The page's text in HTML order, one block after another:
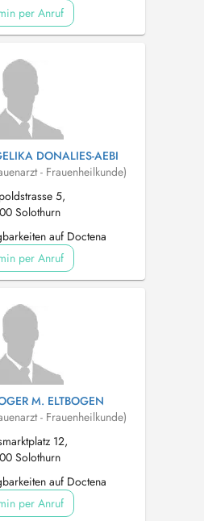
per Anruf
DONALIES-AEBI
- Frauenheilkunde)
5,
Solothurn
auf Doctena
per Anruf
M. ELTBOGEN
- Frauenheilkunde)
12,
Solothurn
auf Doctena
per Anruf